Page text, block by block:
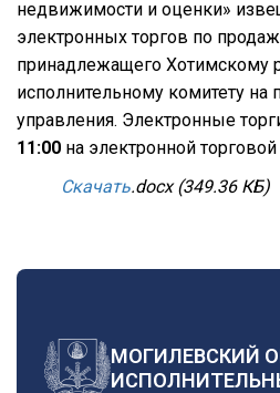
недвижимости и оценки»
электронных торгов по
принадлежащего Хотимскому
исполнительному комитету на
управления. Электронные
11:00 на электронной
Скачать.docx(349.36 КБ)
МОГИЛЕВСКИЙ